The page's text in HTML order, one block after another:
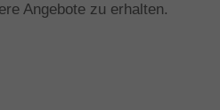
Angebote zu erhalten.